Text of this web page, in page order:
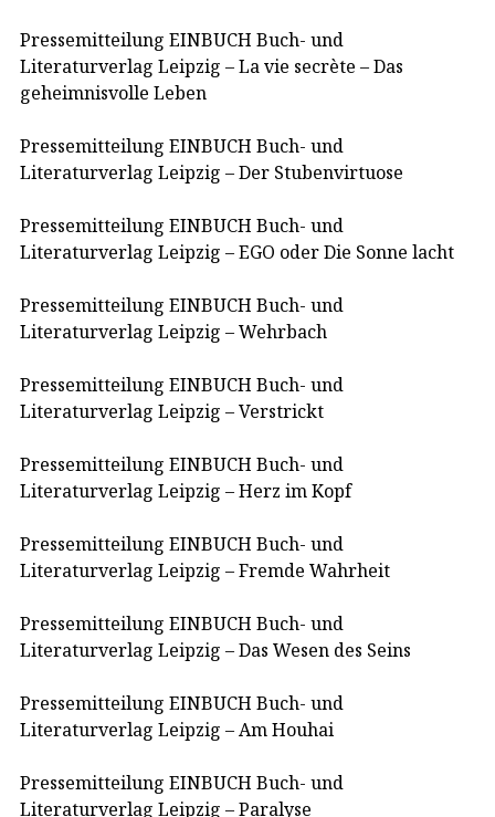
Pressemitteilung EINBUCH Buch- und
Literaturverlag Leipzig – La vie secrète – Das
geheimnisvolle Leben
Pressemitteilung EINBUCH Buch- und
Literaturverlag Leipzig – Der Stubenvirtuose
Pressemitteilung EINBUCH Buch- und
Literaturverlag Leipzig – EGO oder Die Sonne lacht
Pressemitteilung EINBUCH Buch- und
Literaturverlag Leipzig – Wehrbach
Pressemitteilung EINBUCH Buch- und
Literaturverlag Leipzig – Verstrickt
Pressemitteilung EINBUCH Buch- und
Literaturverlag Leipzig – Herz im Kopf
Pressemitteilung EINBUCH Buch- und
Literaturverlag Leipzig – Fremde Wahrheit
Pressemitteilung EINBUCH Buch- und
Literaturverlag Leipzig – Das Wesen des Seins
Pressemitteilung EINBUCH Buch- und
Literaturverlag Leipzig – Am Houhai
Pressemitteilung EINBUCH Buch- und
Literaturverlag Leipzig – Paralyse